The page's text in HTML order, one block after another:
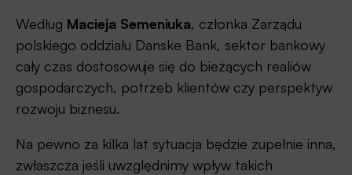
Według Macieja Semeniuka, członka Zarządu
polskiego oddziału Danske Bank, sektor bankowy
cały czas dostosowuje się do bieżących realiów
gospodarczych, potrzeb klientów czy perspektyw
rozwoju biznesu.
Na pewno za kilka lat sytuacja będzie zupełnie inna,
zwłaszcza jeśli uwzględnimy wpływ takich